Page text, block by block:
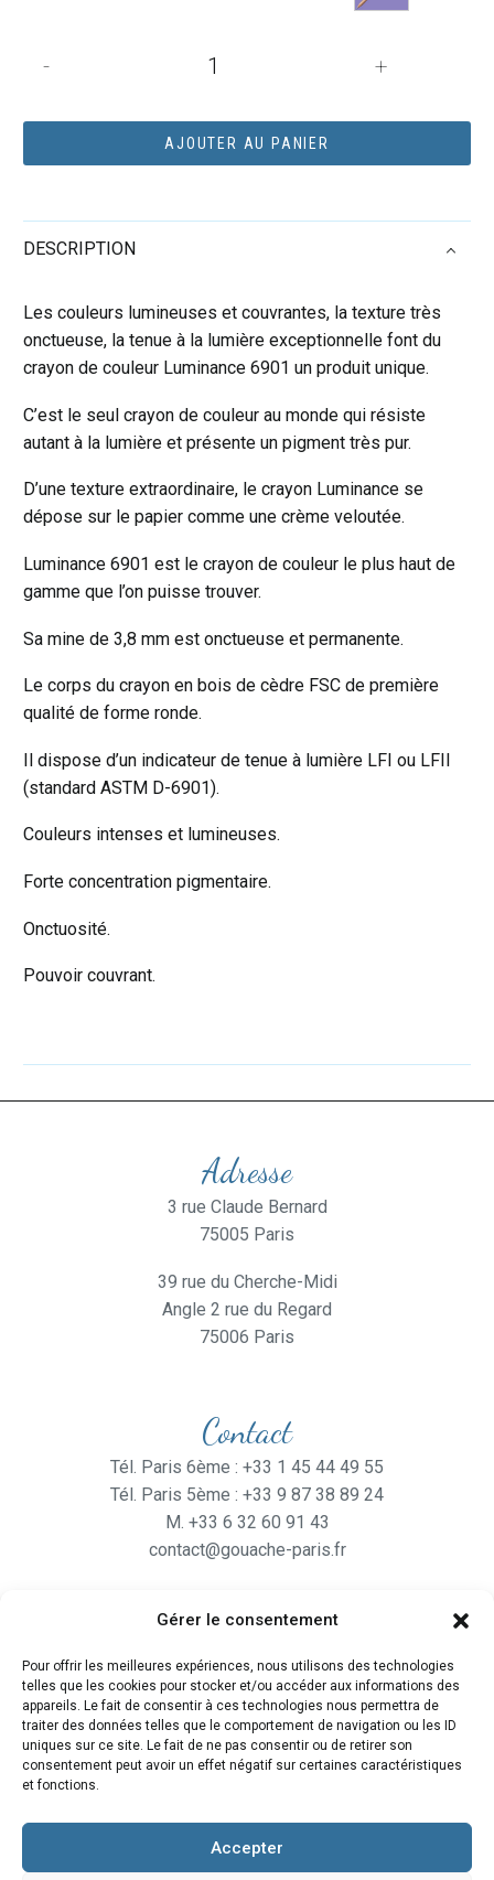
Gérer le consentement
Pour offrir les meilleures expériences, nous utilisons des technologies
telles que les cookies pour stocker et/ou accéder aux informations des
appareils. Le fait de consentir à ces technologies nous permettra de
traiter des données telles que le comportement de navigation ou les ID
uniques sur ce site. Le fait de ne pas consentir ou de retirer son
consentement peut avoir un effet négatif sur certaines caractéristiques
et fonctions.
Accepter
-
POURPRE
115
+
AJOUTER AU PANIER
DESCRIPTION
Les couleurs lumineuses et couvrantes, la texture très
onctueuse, la tenue à la lumière exceptionnelle font du
crayon de couleur Luminance 6901 un produit unique.
C’est le seul crayon de couleur au monde qui résiste
autant à la lumière et présente un pigment très pur.
D’une texture extraordinaire, le crayon Luminance se
dépose sur le papier comme une crème veloutée.
Luminance 6901 est le crayon de couleur le plus haut de
gamme que l’on puisse trouver.
Sa mine de 3,8 mm est onctueuse et permanente.
Le corps du crayon en bois de cèdre FSC de première
qualité de forme ronde.
Il dispose d’un indicateur de tenue à lumière LFI ou LFII
(standard ASTM D-6901).
Couleurs intenses et lumineuses.
Forte concentration pigmentaire.
Onctuosité.
Pouvoir couvrant.
Adresse
3 rue Claude Bernard
75005 Paris
39 rue du Cherche-Midi
Angle 2 rue du Regard
75006 Paris
Contact
Tél. Paris 6ème : +33 1 45 44 49 55
Tél. Paris 5ème : +33 9 87 38 89 24
M. +33 6 32 60 91 43
contact@gouache-paris.fr
Ouvertdu lundi au Vendredi
de 9H30 à 19H
et le Samedi de 10H à 19H